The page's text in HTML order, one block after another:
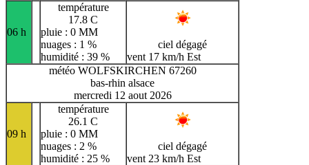
06 h
température
17.8 C
pluie : 0 MM
nuages : 1 %
humidité : 39 %
ciel dégagé
vent 17 km/h Est
météo WOLFSKIRCHEN 67260
bas-rhin alsace
mercredi 12 aout 2026
09 h
température
26.1 C
pluie : 0 MM
nuages : 2 %
humidité : 25 %
ciel dégagé
vent 23 km/h Est